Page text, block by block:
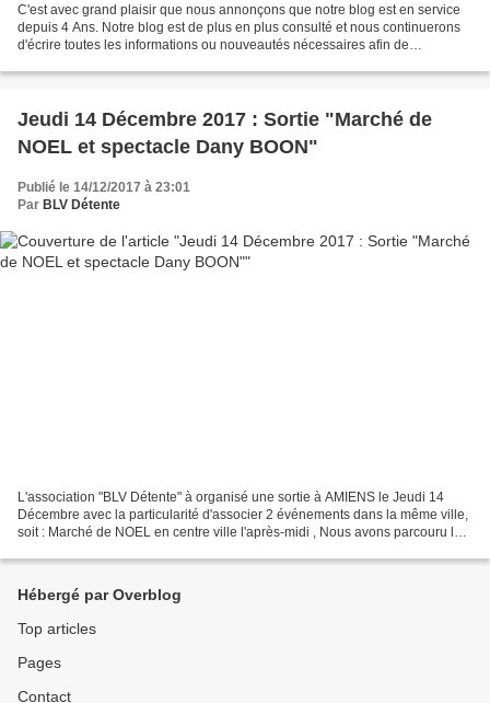
C'est avec grand plaisir que nous annonçons que notre blog est en service
depuis 4 Ans. Notre blog est de plus en plus consulté et nous continuerons
d'écrire toutes les informations ou nouveautés nécessaires afin de
Jeudi 14 Décembre 2017 : Sortie "Marché de
NOEL et spectacle Dany BOON"
Publié le 14/12/2017 à 23:01
Par BLV Détente
L'association "BLV Détente" à organisé une sortie à AMIENS le Jeudi 14
Décembre avec la particularité d'associer 2 événements dans la même ville,
soit : Marché de NOEL en centre ville l'après-midi , Nous avons parcouru le
Hébergé par Overblog
Top articles
Pages
Contact